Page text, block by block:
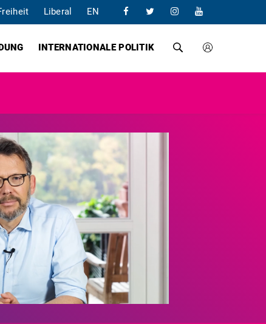
Liberal EN
INTERNATIONALE POLITIK